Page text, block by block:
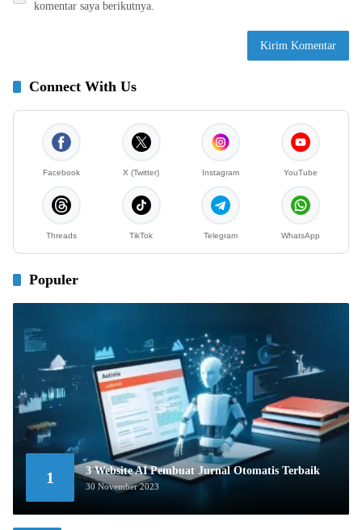
komentar saya berikutnya.
Connect With Us
Facebook X (Twitter) Instagram YouTube
Threads TikTok Telegram WhatsApp
Populer
1 3 Website AI Pembuat Jurnal Otomatis Terbaik
30 November 2023